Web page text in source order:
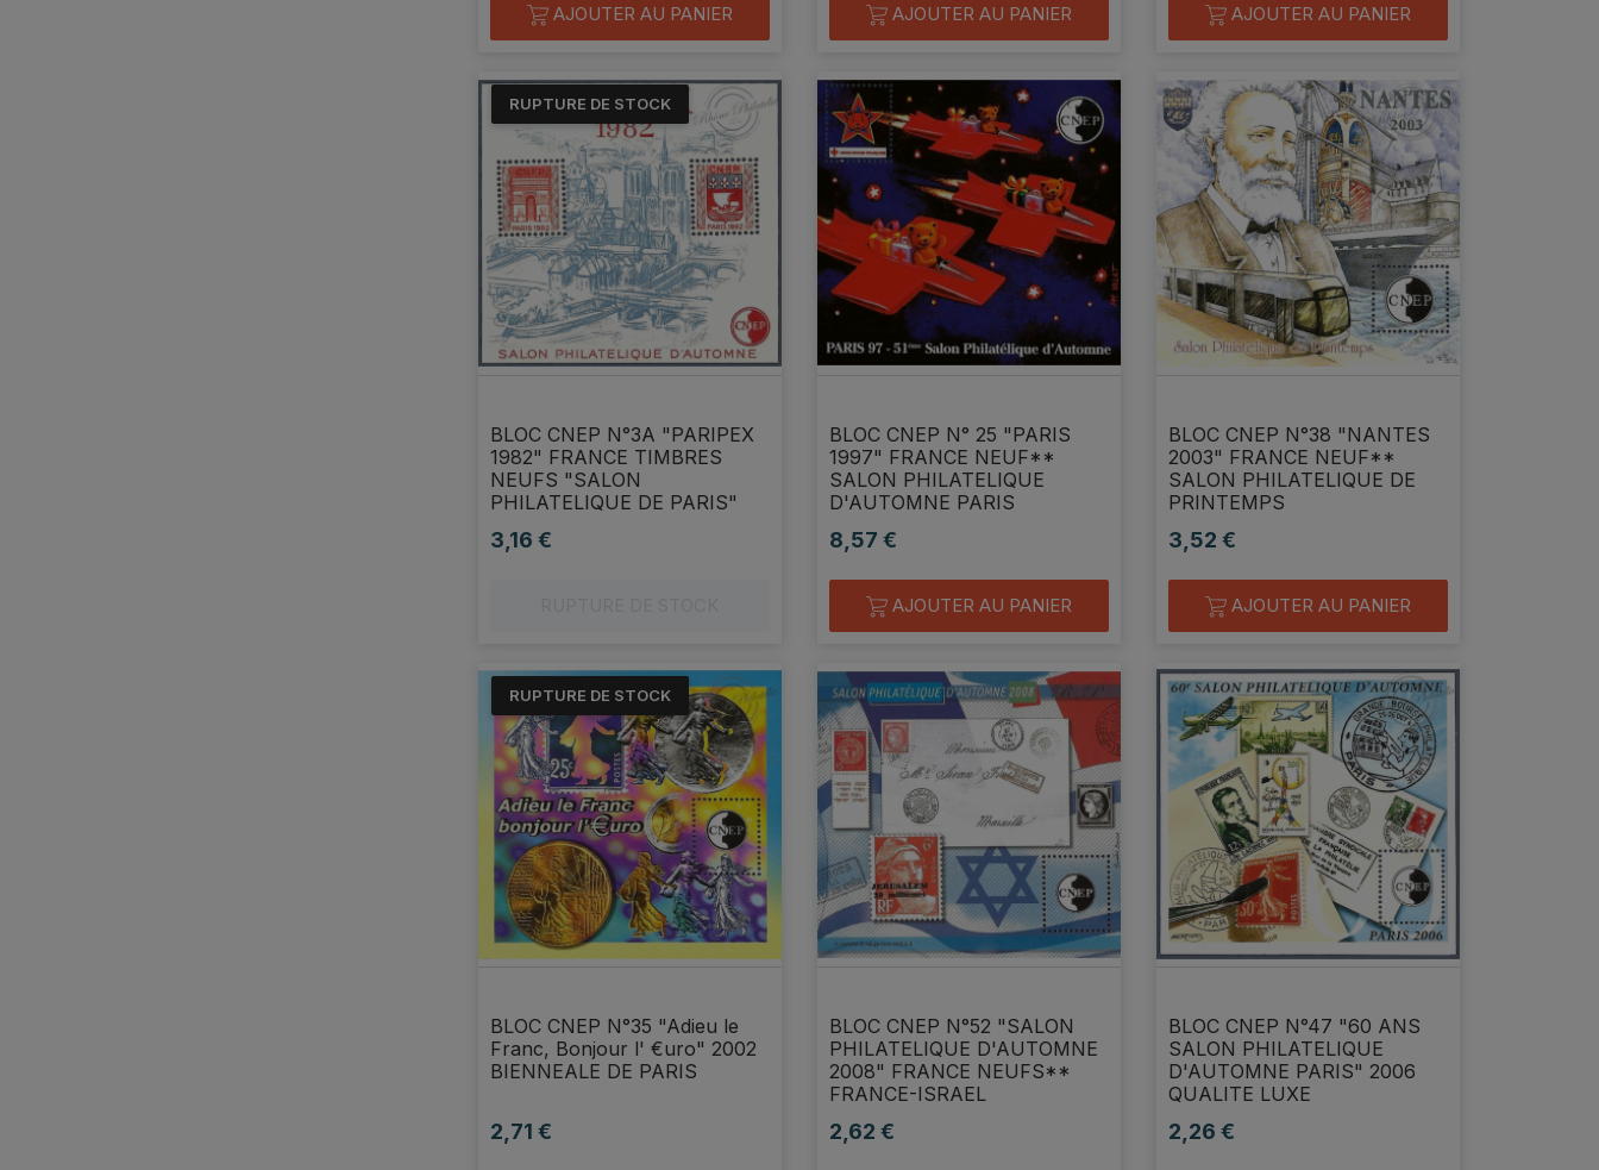
AJOUTER AU PANIER AJOUTER AU PANIER AJOUTER AU PANIER
BLOC CNEP N°3A "PARIPEX
1982" FRANCE TIMBRES
NEUFS "SALON
PHILATELIQUE DE PARIS"
Prix
3,16 €
RUPTURE DE STOCK
BLOC CNEP N° 25 "PARIS
1997" FRANCE NEUF**
SALON PHILATELIQUE
D'AUTOMNE PARIS
Prix
8,57 €
AJOUTER AU PANIER
BLOC CNEP N°38 "NANTES
2003" FRANCE NEUF**
SALON PHILATELIQUE DE
PRINTEMPS
Prix
3,52 €
AJOUTER AU PANIER
BLOC CNEP N°35 "Adieu le
Franc, Bonjour l' €uro" 2002
BIENNEALE DE PARIS
Prix
2,71 €
RUPTURE DE STOCK
BLOC CNEP N°52 "SALON
PHILATELIQUE D'AUTOMNE
2008" FRANCE NEUFS**
FRANCE-ISRAEL
Prix
2,62 €
BLOC CNEP N°47 "60 ANS
SALON PHILATELIQUE
D'AUTOMNE PARIS" 2006
QUALITE LUXE
Prix
2,26 €